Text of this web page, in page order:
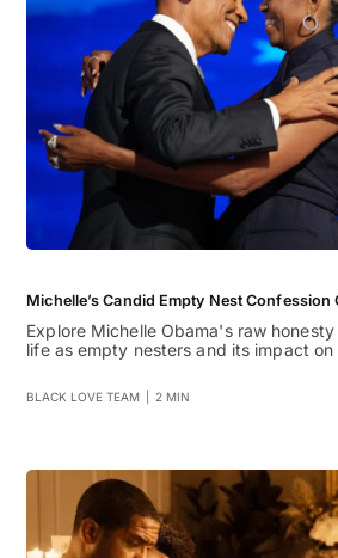
Michelle’s Candid Empty Nest Confession
Explore Michelle Obama's raw
life as empty nesters and its impact on
BLACK LOVE TEAM 2 MIN